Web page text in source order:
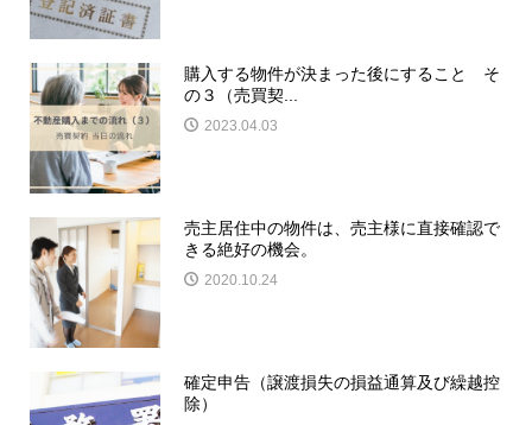
購入する物件が決まった後にすること そ
の３（売買契...
2023.04.03
売主居住中の物件は、売主様に直接確認で
きる絶好の機会。
2020.10.24
確定申告（譲渡損失の損益通算及び繰越控
除）